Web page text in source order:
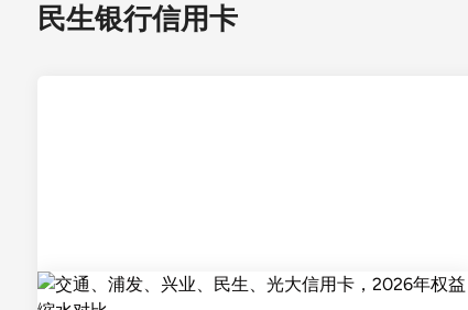
民生银行信用卡